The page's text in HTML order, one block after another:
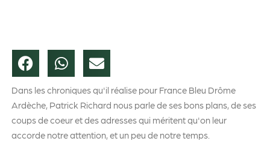
Dans les chroniques qu'il réalise pour France Bleu Drôme
Ardèche, Patrick Richard nous parle de ses bons plans, de ses
coups de coeur et des adresses qui méritent qu'on leur
accorde notre attention, et un peu de notre temps.